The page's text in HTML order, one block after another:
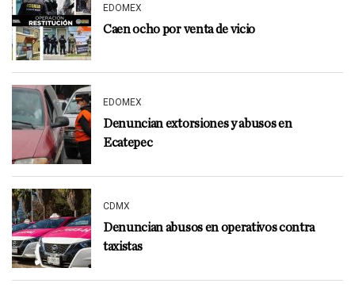
EDOMEX
Caen ocho por venta de vicio
EDOMEX
Denuncian extorsiones y abusos en
Ecatepec
CDMX
Denuncian abusos en operativos contra
taxistas